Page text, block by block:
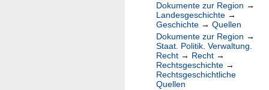
Dokumente zur Region →
Landesgeschichte →
Geschichte → Quellen
Dokumente zur Region →
Staat. Politik. Verwaltung.
Recht → Recht →
Rechtsgeschichte →
Rechtsgeschichtliche
Quellen